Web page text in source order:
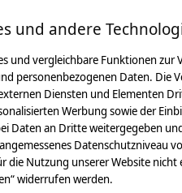
Die
crêpes
und andere
und vergleichbare Funktionen zur
personenbezogenen Daten. Die
Diensten und Elementen
Werbung sowie der
Daten an Dritte weitergegeben
Datenschutzniveau
die Nutzung unserer Website
widerrufen werden.